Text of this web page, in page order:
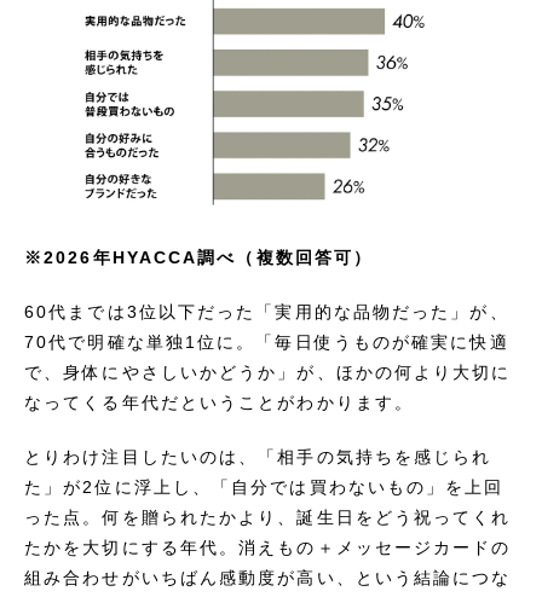
※2026年HYACCA調べ（複数回答可）
60代までは3位以下だった「実用的な品物だった」が、
70代で明確な単独1位に。「毎日使うものが確実に快適
で、身体にやさしいかどうか」が、ほかの何より大切に
なってくる年代だということがわかります。
とりわけ注目したいのは、「相手の気持ちを感じられ
た」が2位に浮上し、「自分では買わないもの」を上回
った点。何を贈られたかより、誕生日をどう祝ってくれ
たかを大切にする年代。消えもの＋メッセージカードの
組み合わせがいちばん感動度が高い、という結論につな